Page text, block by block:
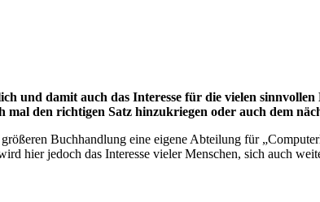
und damit auch das Interesse für die vielen
den richtigen Satz hinzukriegen oder auch dem
Buchhandlung eine eigene Abteilung für
hier jedoch das Interesse vieler Menschen, sich auch